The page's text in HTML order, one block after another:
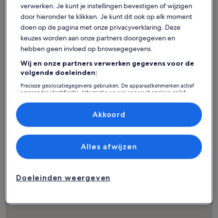
Huis Flat/appartement Huisje
Vind alle
vakantiewoningen in de
buurt van de
belangrijkste
bezienswaardigheden in
Romantische Zone
verwerken. Je kunt je instellingen bevestigen of wijzigen
door hieronder te klikken. Je kunt dit ook op elk moment
doen op de pagina met onze privacyverklaring. Deze
keuzes worden aan onze partners doorgegeven en
hebben geen invloed op browsegegevens.
Wij en onze partners verwerken gegevens voor de
volgende doeleinden:
Precieze geolocatiegegevens gebruiken. De apparaatkenmerken actief
scannen ter identificatie. Informatie op een apparaat opslaan en/of
contentmetingen, doelgroepenonderzoek en ontwikkeling van
Doeleinden weergeven
Alles afwijzen
Akkoord